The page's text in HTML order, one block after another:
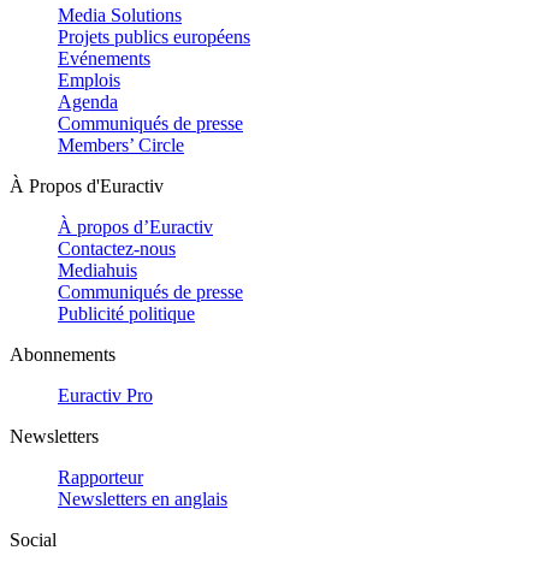
Media Solutions
Projets publics européens
Evénements
Emplois
Agenda
Communiqués de presse
Members’ Circle
À Propos d'Euractiv
À propos d’Euractiv
Contactez-nous
Mediahuis
Communiqués de presse
Publicité politique
Abonnements
Euractiv Pro
Newsletters
Rapporteur
Newsletters en anglais
Social